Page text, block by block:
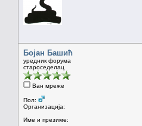
Бојан Башић
уредник форума
староседелац
Ван мреже
Пол:
Организација:
Име и презиме: